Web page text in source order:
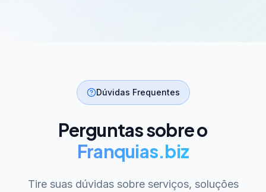
Dúvidas Frequentes
Perguntas sobre o
Franquias.biz
Tire suas dúvidas sobre serviços, soluções